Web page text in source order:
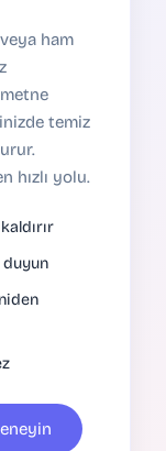
ham
temiz
hızlı yolu.